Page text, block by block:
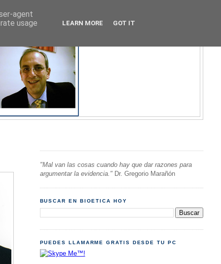
"Mal van las cosas cuando hay que dar razones para
argumentar la evidencia." Dr. Gregorio Marañón
BUSCAR EN BIOETICA HOY
PUEDES LLAMARME GRATIS DESDE TU PC
agent
usage
LEARN MORE GOT IT